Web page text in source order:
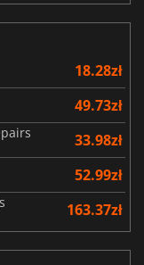
18.28zł
49.73zł
33.98zł
52.99zł
163.37zł